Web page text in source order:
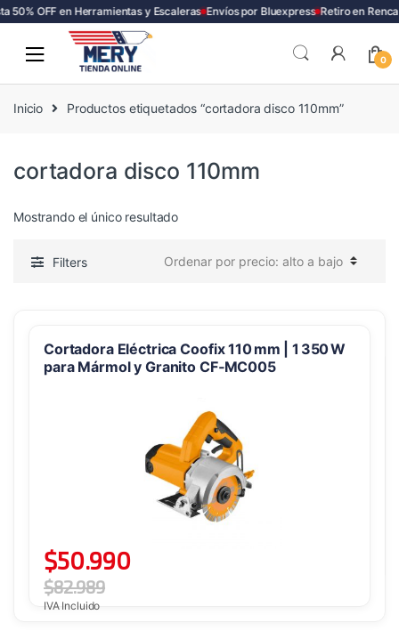
50% OFF en Herramientas y Escaleras Envíos por Bluexpress Retiro en Renca
0
Inicio Productos etiquetados “cortadora disco 110mm”
cortadora disco 110mm
Mostrando el único resultado
Filters
Cortadora Eléctrica Coofix 110 mm | 1 350 W
para Mármol y Granito CF‑MC005
$50.990
$82.989
IVA Incluido